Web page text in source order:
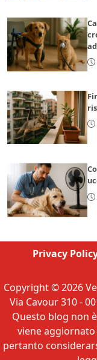
Privacy
Copyright © 2026
Via Cavour 310 -
Questo blog non
viene
pertanto